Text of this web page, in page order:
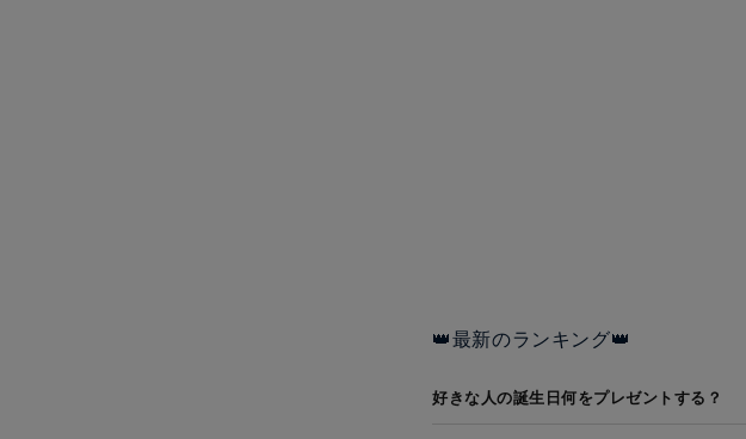
👑最新のランキング👑
好きな人の誕生日何をプレゼントする？